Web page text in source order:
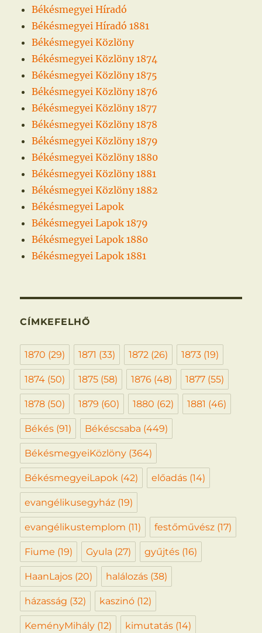
Békésmegyei Híradó
Békésmegyei Híradó 1881
Békésmegyei Közlöny
Békésmegyei Közlöny 1874
Békésmegyei Közlöny 1875
Békésmegyei Közlöny 1876
Békésmegyei Közlöny 1877
Békésmegyei Közlöny 1878
Békésmegyei Közlöny 1879
Békésmegyei Közlöny 1880
Békésmegyei Közlöny 1881
Békésmegyei Közlöny 1882
Békésmegyei Lapok
Békésmegyei Lapok 1879
Békésmegyei Lapok 1880
Békésmegyei Lapok 1881
CÍMKEFELHŐ
1870 (29) 1871 (33) 1872 (26) 1873 (19)
1874 (50) 1875 (58) 1876 (48) 1877 (55)
1878 (50) 1879 (60) 1880 (62) 1881 (46)
Békés (91) Békéscsaba (449)
BékésmegyeiKözlöny (364)
BékésmegyeiLapok (42) előadás (14)
evangélikusegyház (19)
evangélikustemplom (11) festőművész (17)
Fiume (19) Gyula (27) gyűjtés (16)
HaanLajos (20) halálozás (38)
házasság (32) kaszinó (12)
KeményMihály (12) kimutatás (14)